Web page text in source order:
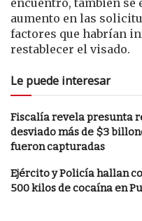
aumento en las
factores que habrían
restablecer el visado.
Le puede interesar
Fiscalía revela presunta
desviado más de $3
fueron capturadas
Ejército y Policía hallan
500 kilos de cocaína en